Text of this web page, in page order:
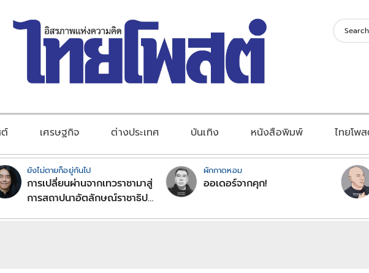
เศรษฐกิจ ต่างประเทศ บันเทิง หนังสือพิมพ์ ไทยโพ
ยังไม่ตายก็อยู่กันไป
การเปลี่ยนผ่านจากเทวราชามาสู่
การสถาปนาอัตลักษณ์ราชาธิป
ผักกาดหอม
ออเดอร์จากคุก!